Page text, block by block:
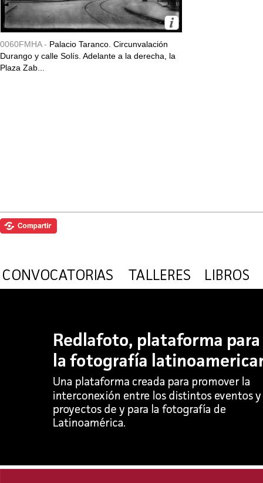
0060FMHA - Palacio Taranco. Circunvalación
Durango y calle Solís. Adelante a la derecha, la
Plaza Zab...